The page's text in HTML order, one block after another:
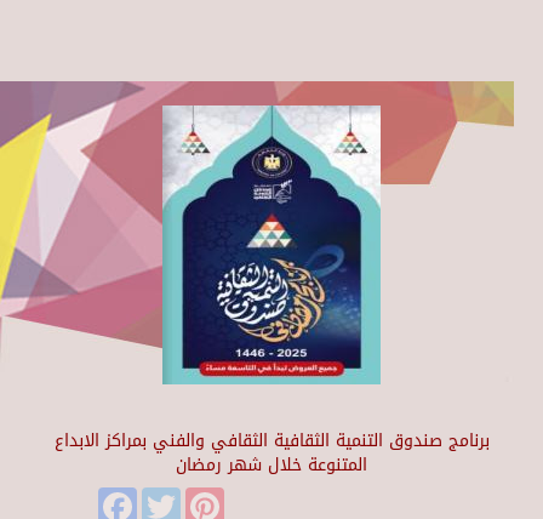
برنامج صندوق التنمية الثقافية الثقافي والفني بمراكز الابداع
المتنوعة خلال شهر رمضان
FacebookTwitter